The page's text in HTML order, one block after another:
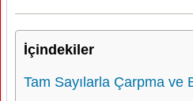
İçindekiler
Tam Sayılarla Çarpma ve